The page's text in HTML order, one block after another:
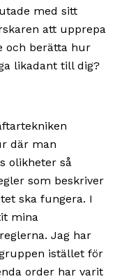
med sitt
att upprepa
och berätta hur
likadant till dig?
där man
olikheter så
som beskriver
ska fungera. I
mina
Jag har
istället för
order har varit